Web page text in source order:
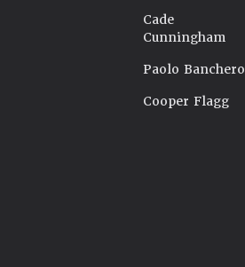
Cade
Cunningham
Paolo Banchero
Cooper Flagg